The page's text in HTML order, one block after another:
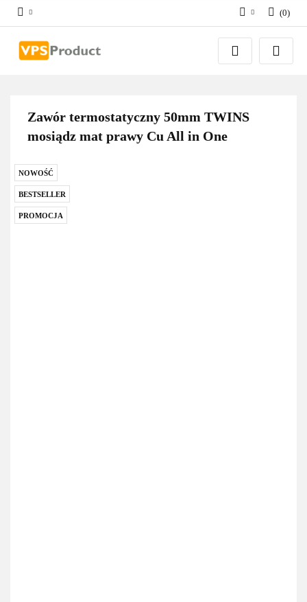
Zaloguj się
Zarejestruj się
(0)
Zawór termostatyczny 50mm TWINS
mosiądz mat prawy Cu All in One
NOWOŚĆ
BESTSELLER
PROMOCJA